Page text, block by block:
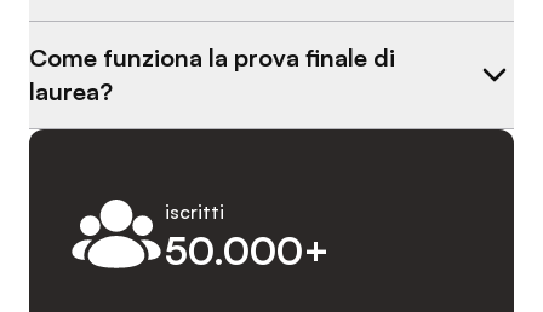
Come funziona la prova finale di
laurea?
50.000+
iscritti